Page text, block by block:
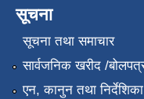
सूचना
सूचना तथा समाचार
सार्वजनिक खरीद /
एन, कानुन तथा निर्देशिका